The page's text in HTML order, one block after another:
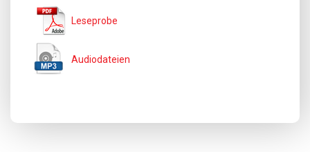
Leseprobe
Audiodateien